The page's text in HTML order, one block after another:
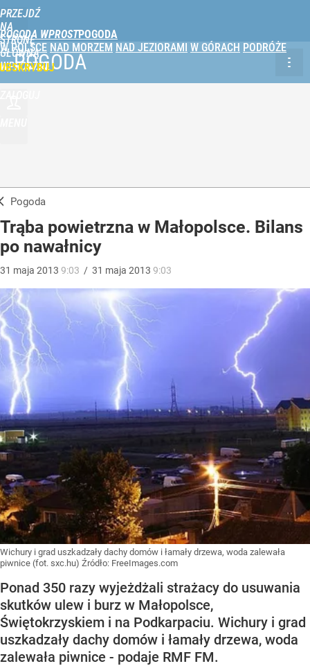
PRZEJDŹ
NA
STRONĘ
GŁÓWNĄ
WPROST.PL
POGODA WPROST
W POLSCE NAD MORZEM NAD JEZIORAMI W GÓRACH PODRÓŻE
POGODA
Pogoda
Trąba powietrzna w Małopolsce. Bilans
po nawałnicy
31 maja 2013 9:03 / 31 maja 2013 9:03
Wichury i grad uszkadzały dachy domów i łamały drzewa, woda zalewała
piwnice (fot. sxc.hu) Źródło: FreeImages.com
Ponad 350 razy wyjeżdżali strażacy do usuwania
skutków ulew i burz w Małopolsce,
Świętokrzyskiem i na Podkarpaciu. Wichury i grad
uszkadzały dachy domów i łamały drzewa, woda
zalewała piwnice - podaje RMF FM.